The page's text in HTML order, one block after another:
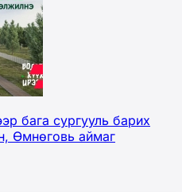
бага сургууль барих
Өмнөговь аймаг